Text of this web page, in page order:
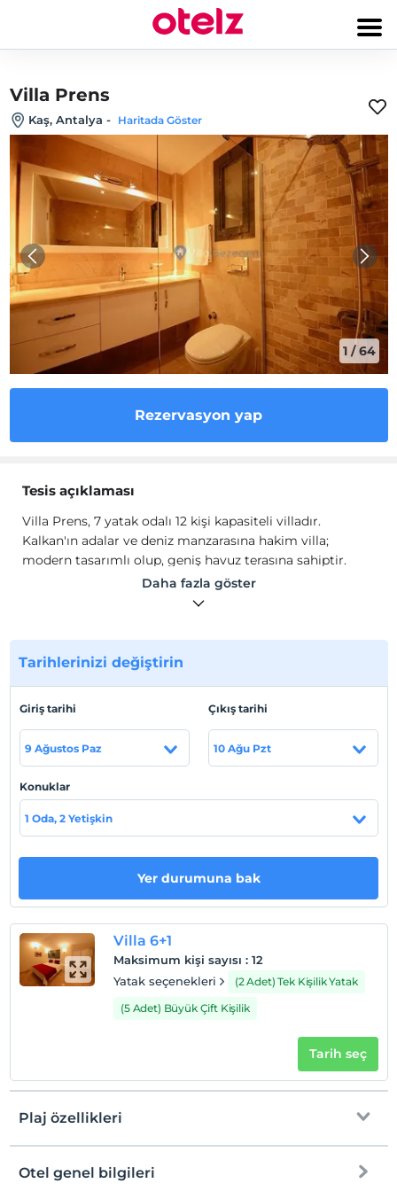
Villa Prens
Kaş, Antalya - Haritada Göster
1 /64
Rezervasyon yap
Tesis açıklaması
Villa Prens, 7 yatak odalı 12 kişi kapasiteli villadır.
Kalkan'ın adalar ve deniz manzarasına hakim villa;
modern tasarımlı olup, geniş havuz terasına sahiptir.
Konforlu eşyalarla dekore edilmiş, keyifli bir tatil imkanı
ekipmanları, 12 kişilik yemek takımı bulunmaktadır.
Deniz ve doğa manzaralı salonda; oturma grubu, uydu
masası bulunmaktadır. Salondan havuz terasına çıkış
yapılır.
Tesis lokasyon bilgileri
Villa Prens, Kalkan Kördere Mevkii'nde bulunmaktadır.
Markete 100 m., restoranlara 2 km., merkeze 3 km.,
havaalanına 120 km. mesafededir.
Haritada Göster
En geç saat 10:00 ve öncesi
Evcil Hayvan
Sigara
Odalarda sigara içilmez
Daha fazla göster
Tarihlerinizi değiştirin
Giriş tarihi
9 Ağustos Paz
Çıkış tarihi
10 Ağu Pzt
Konuklar
1 Oda, 2 Yetişkin
Yer durumuna bak
Villa 6+1
Maksimum kişi sayısı : 12
Yatak seçenekleri
(2 Adet) Tek Kişilik Yatak
(5 Adet) Büyük Çift Kişilik
Tarih seç
Plaj özellikleri
Plaja 4 km mesafededir
Otel genel bilgileri